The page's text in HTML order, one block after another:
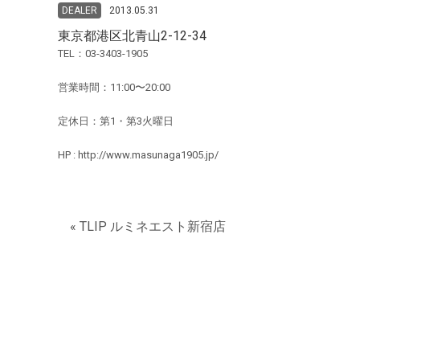
DEALER 2013.05.31
東京都港区北青山2-12-34
TEL：03-3403-1905
営業時間：11:00〜20:00
定休日：第1・第3火曜日
HP : http://www.masunaga1905.jp/
« TLIP ルミネエスト新宿店